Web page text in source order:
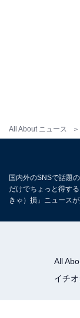
All About ニュース
国内外のSNSで話題
だけでちょっと得す
きゃ）損」ニュースが
All
イチ